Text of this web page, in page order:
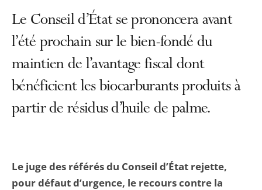
Le Conseil d’État se prononcera avant
l’été prochain sur le bien-fondé du
maintien de l’avantage fiscal dont
bénéficient les biocarburants produits à
partir de résidus d’huile de palme.
Le juge des référés du Conseil d’État rejette,
pour défaut d’urgence, le recours contre la